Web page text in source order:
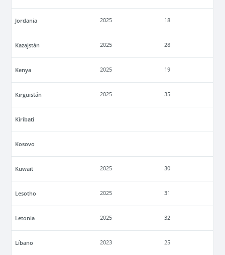
Jordania 2025 18
Kazajstán 2025 28
Kenya 2025 19
Kirguistán 2025 35
Kiribati
Kosovo
Kuwait 2025 30
Lesotho 2025 31
Letonia 2025 32
Líbano 2023 25